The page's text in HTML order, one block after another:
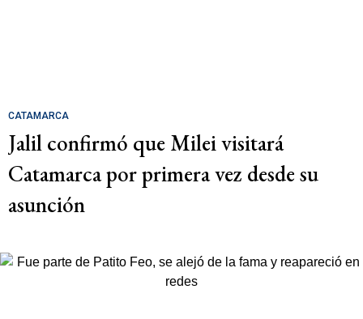
CATAMARCA
Jalil confirmó que Milei visitará
Catamarca por primera vez desde su
asunción